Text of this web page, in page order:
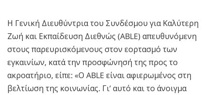
Η Γενική Διευθύντρια του Συνδέσμου για Καλύτερη
Ζωή και Εκπαίδευση Διεθνώς (ABLE) απευθυνόμενη
στους παρευρισκόμενους στον εορτασμό των
εγκαινίων, κατά την προσφώνησή της προς το
ακροατήριο, είπε: «Ο ABLE είναι αφιερωμένος στη
βελτίωση της κοινωνίας. Γι’ αυτό και το άνοιγμα